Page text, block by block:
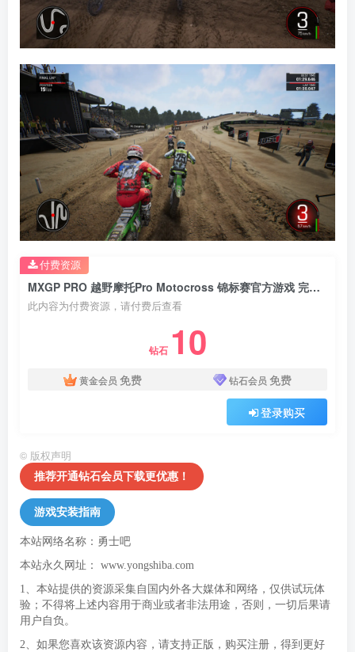
MXGP PRO 越野摩托Pro Motocross 锦标赛官方游戏 完整版 官方中文
此内容为付费资源，请付费后查看
钻石 10
黄金会员 免费 钻石会员 免费
登录购买
付费资源
© 版权声明
推荐开通钻石会员下载更优惠！
游戏安装指南
本站网络名称：勇士吧
本站永久网址： www.yongshiba.com
1、本站提供的资源采集自国内外各大媒体和网络，仅供试玩体
验；不得将上述内容用于商业或者非法用途，否则，一切后果请
用户自负。
2、如果您喜欢该资源内容，请支持正版，购买注册，得到更好